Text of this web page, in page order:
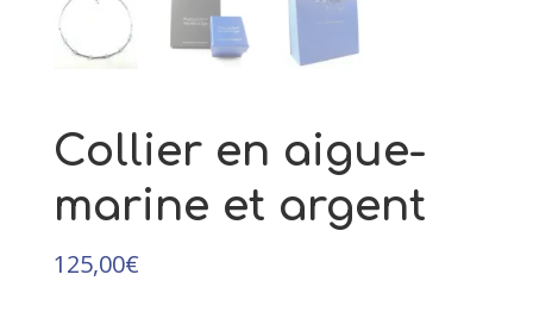
Collier en aigue-
marine et argent
125,00€